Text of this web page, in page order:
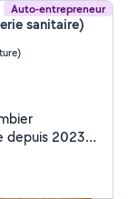
Auto-entrepreneur
sanitaire)
depuis 2023,
à votre